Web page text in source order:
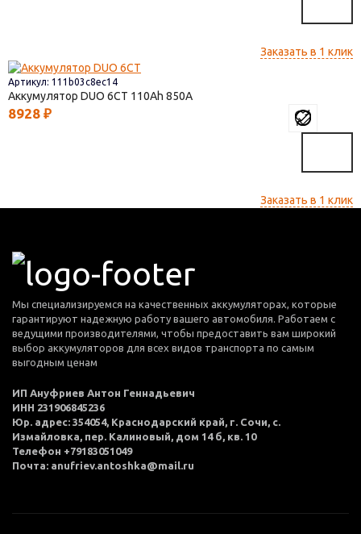
Заказать в 1 клик
Артикул: 111b03c8ec14
Аккумулятор DUO 6СТ 110 850
8928 ₽
Заказать в 1 клик
Мы специализируемся на качественных аккумуляторах, которые
гарантируют надежную работу вашего автомобиля. Работаем с
ведущими производителями, чтобы предоставить вам широкий
выбор аккумуляторов для всех видов транспорта по самым
выгодным ценам
ИП Ануфриев Антон Геннадьевич
ИНН 231906845236
Юр. адрес: 354054, Краснодарский край, г. Сочи, с.
Измайловка, пер. Калиновый, дом 14 б, кв. 10
Телефон +79183051049
Почта: anufriev.antoshka@mail.ru